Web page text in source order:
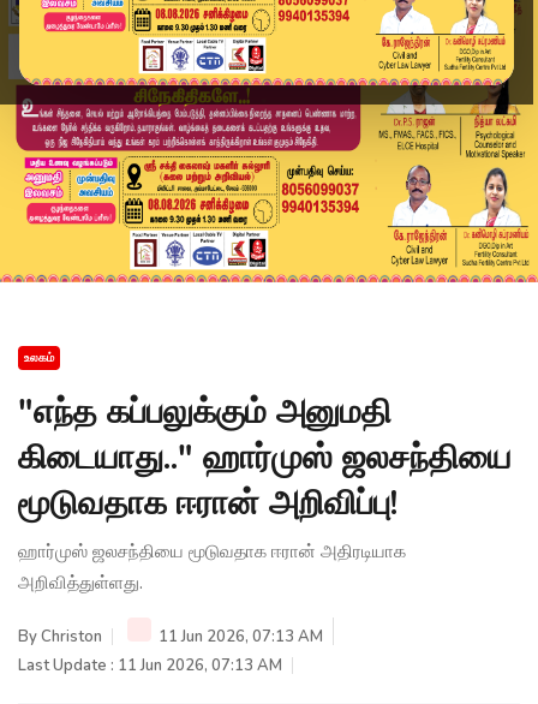
உலகம்
"எந்த கப்பலுக்கும் அனுமதி
கிடையாது.." ஹார்முஸ் ஜலசந்தியை
மூடுவதாக ஈரான் அறிவிப்பு!
ஹார்முஸ் ஜலசந்தியை மூடுவதாக ஈரான் அதிரடியாக
அறிவித்துள்ளது.
ByChriston
11 Jun 2026, 07:13 AM
Last Update : 11 Jun 2026, 07:13 AM